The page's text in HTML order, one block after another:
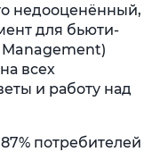
недооценённый,
для бьюти-
всех
и работу над
потребителей